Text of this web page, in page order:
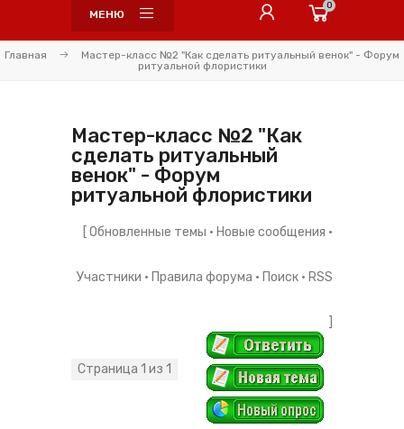
МЕНЮ
0
Главная
Мастер-класс №2 "Как сделать ритуальный венок" - Форум
ритуальной флористики
Мастер-класс №2 "Как
сделать ритуальный
венок" - Форум
ритуальной флористики
Обновленные темы · Новые сообщения ·
Участники · Правила форума · Поиск · RSS
Страница 1 из 1